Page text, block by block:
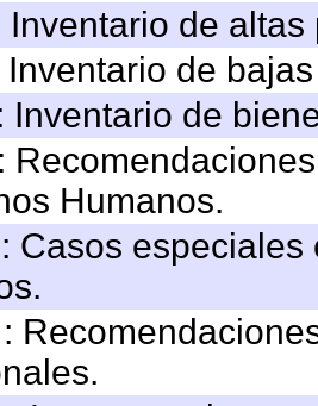
Inventario de
Inventario de
Inventario de
Humanos.
Casos